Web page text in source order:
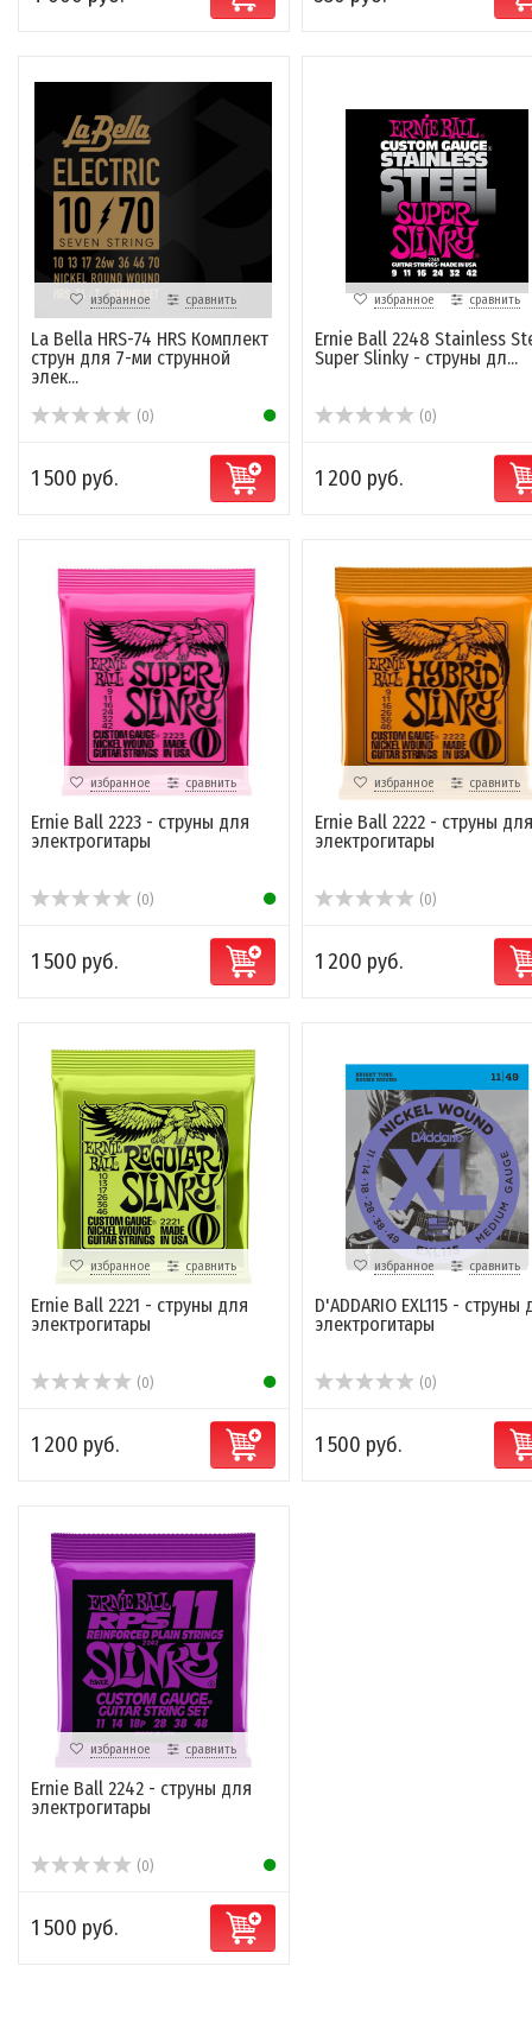
избранное сравнить
La Bella HRS-74 HRS Комплект
струн для 7-ми струнной
элек...
(0)
1 500 руб.
избранное сравнить
Ernie Ball 2248 Stainless
Super Slinky - струны дл...
(0)
1 200 руб.
избранное сравнить
Ernie Ball 2223 - струны для
электрогитары
(0)
1 500 руб.
избранное сравнить
Ernie Ball 2222 - струны для
электрогитары
(0)
1 200 руб.
избранное сравнить
Ernie Ball 2221 - струны для
электрогитары
(0)
1 200 руб.
избранное сравнить
D'ADDARIO EXL115 - струны
электрогитары
(0)
1 500 руб.
избранное сравнить
Ernie Ball 2242 - струны для
электрогитары
(0)
1 500 руб.